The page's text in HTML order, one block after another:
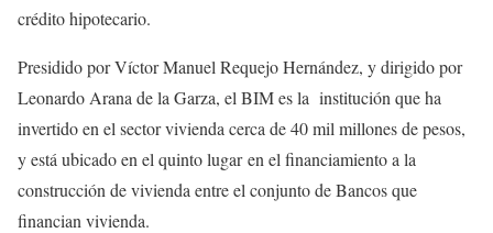
crédito hipotecario.
Presidido por Víctor Manuel Requejo Hernández, y dirigido por
Leonardo Arana de la Garza, el BIM es la institución que ha
invertido en el sector vivienda cerca de 40 mil millones de pesos,
y está ubicado en el quinto lugar en el financiamiento a la
construcción de vivienda entre el conjunto de Bancos que
financian vivienda.